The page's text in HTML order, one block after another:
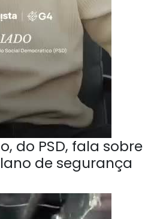
do PSD, fala sobre
de segurança